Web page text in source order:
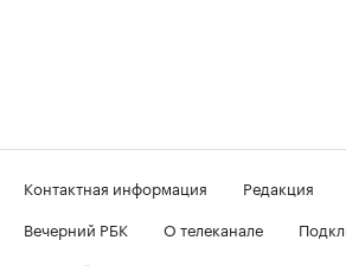
Контактная информация Редакция
Вечерний РБК
О телеканале